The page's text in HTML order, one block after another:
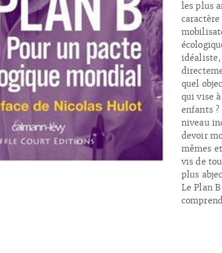
les plus
idéaliste,
quel
qui vise
enfants
niveau
devoir
mêmes
vis de
plus
Le Plan